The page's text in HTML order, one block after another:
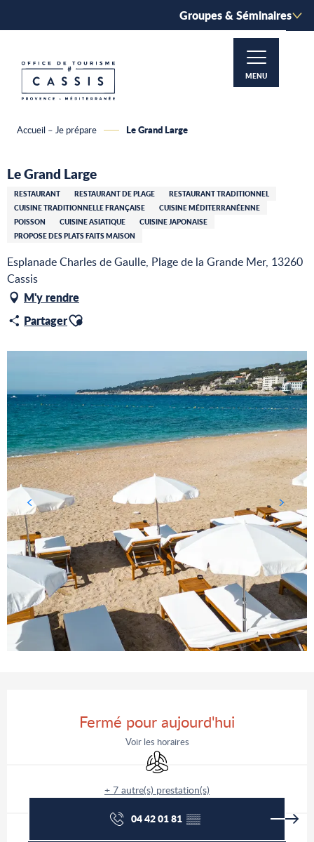
principal
Groupes & Séminaires
MENU
Accueil – Je prépare Le Grand Large
Le Grand Large
RESTAURANT RESTAURANT DE PLAGE
RESTAURANT TRADITIONNEL
CUISINE TRADITIONNELLE FRANÇAISE
CUISINE MÉDITERRANÉENNE
POISSON
CUISINE ASIATIQUE
CUISINE JAPONAISE
PROPOSE DES PLATS FAITS MAISON
Esplanade Charles de Gaulle, Plage de la Grande Mer, 13260
Cassis
M'y rendre
PartagerAjouter aux favoris
Fermé pour aujourd'hui
Voir les horaires
Air conditionné
+ 7 autre(s) prestation(s)
04 42 01 81▒▒